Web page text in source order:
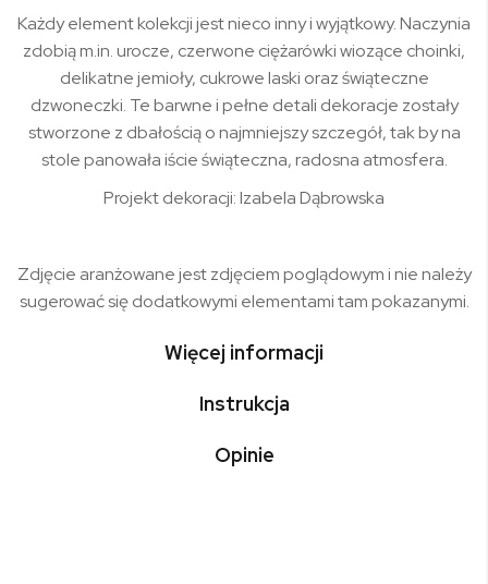
Każdy element kolekcji jest nieco inny i wyjątkowy. Naczynia
zdobią m.in. urocze, czerwone ciężarówki wiozące choinki,
delikatne jemioły, cukrowe laski oraz świąteczne
dzwoneczki. Te barwne i pełne detali dekoracje zostały
stworzone z dbałością o najmniejszy szczegół, tak by na
stole panowała iście świąteczna, radosna atmosfera.
Projekt dekoracji: Izabela Dąbrowska
Zdjęcie aranżowane jest zdjęciem poglądowym i nie należy
sugerować się dodatkowymi elementami tam pokazanymi.
Więcej informacji
Instrukcja
Opinie